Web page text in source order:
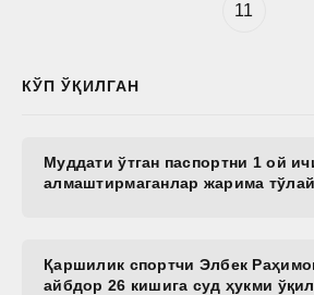
11
КЎП ЎҚИЛГАН
Муддати ўтган паспортни 1 ой
алмаштирмаганлар жарима
Қаршилик спортчи Элбек
айбдор 26 кишига суд ҳукми